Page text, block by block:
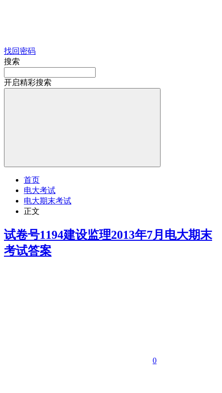
找回密码
搜索
开启精彩搜索
首页
电大考试
电大期末考试
正文
试卷号1194建设监理2013年7月电大期末
考试答案
0